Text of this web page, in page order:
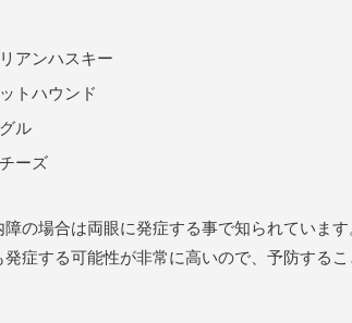
アンハスキー
トハウンド
ル
ーズ
障の場合は両眼に発症する事で知られていま
発症する可能性が非常に高いので、予防する